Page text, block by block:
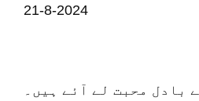
21-8-2024
بادل محبت لے آئے ہیں۔